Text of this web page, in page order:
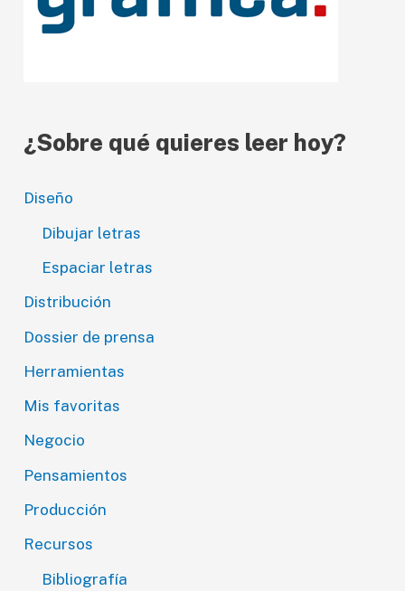
¿Sobre qué quieres leer hoy?
Diseño
Dibujar letras
Espaciar letras
Distribución
Dossier de prensa
Herramientas
Mis favoritas
Negocio
Pensamientos
Producción
Recursos
Bibliografía